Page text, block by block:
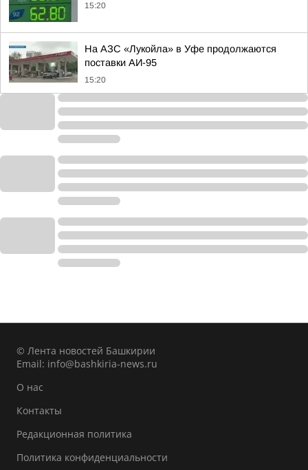
15:20
На АЗС «Лукойла» в Уфе продолжаются
поставки АИ-95
15:20
© Лента новостей Башкирии
Email: info@bashkiria-news.ru
О нас
Контакты
Редакционная политика
Политика конфиденциальности